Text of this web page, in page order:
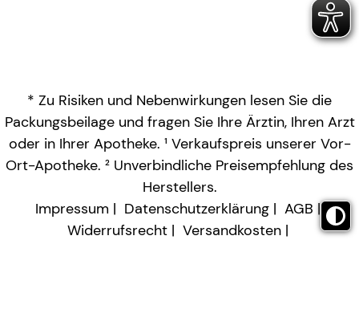
* Zu Risiken und Nebenwirkungen lesen Sie die
Packungsbeilage und fragen Sie Ihre Ärztin, Ihren Arzt
oder in Ihrer Apotheke. ¹ Verkaufspreis unserer Vor-
Ort-Apotheke. ² Unverbindliche Preisempfehlung des
Herstellers.
Impressum
Datenschutzerklärung
AGB
Widerrufsrecht
Versandkosten